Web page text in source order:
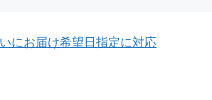
にお届け希望日指定に対応